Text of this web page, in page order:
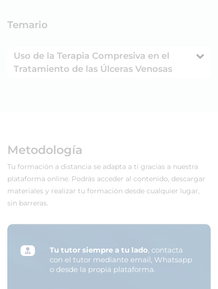
Temario
Uso de la Terapia Compresiva en el
Tratamiento de las Úlceras Venosas
Metodología
Tu formación a distancia se adapta a ti gracias a nuestra
plataforma online. Podrás acceder al contenido, descargar
materiales y realizar tu formación desde cualquier lugar,
sin barreras.
Tu tutor siempre a tu lado, contacta
con el tutor mediante email, Whatsapp
o desde la propia plataforma.